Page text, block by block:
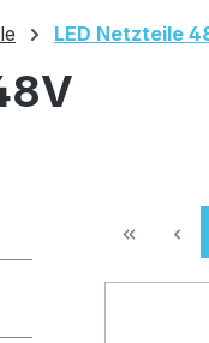
LED Netzteile